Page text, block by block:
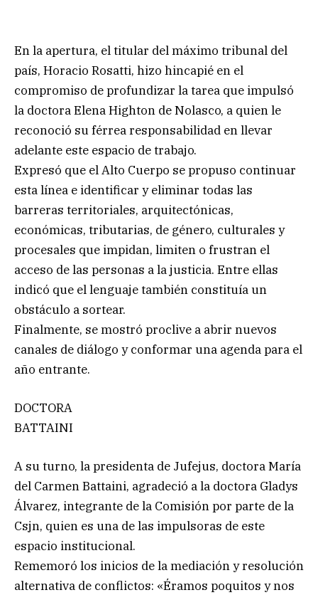
En la apertura, el titular del máximo tribunal del
país, Horacio Rosatti, hizo hincapié en el
compromiso de profundizar la tarea que impulsó
la doctora Elena Highton de Nolasco, a quien le
reconoció su férrea responsabilidad en llevar
adelante este espacio de trabajo.
Expresó que el Alto Cuerpo se propuso continuar
esta línea e identificar y eliminar todas las
barreras territoriales, arquitectónicas,
económicas, tributarias, de género, culturales y
procesales que impidan, limiten o frustran el
acceso de las personas a la justicia. Entre ellas
indicó que el lenguaje también constituía un
obstáculo a sortear.
Finalmente, se mostró proclive a abrir nuevos
canales de diálogo y conformar una agenda para el
año entrante.
DOCTORA
BATTAINI
A su turno, la presidenta de Jufejus, doctora María
del Carmen Battaini, agradeció a la doctora Gladys
Álvarez, integrante de la Comisión por parte de la
Csjn, quien es una de las impulsoras de este
espacio institucional.
Rememoró los inicios de la mediación y resolución
alternativa de conflictos: «Éramos poquitos y nos